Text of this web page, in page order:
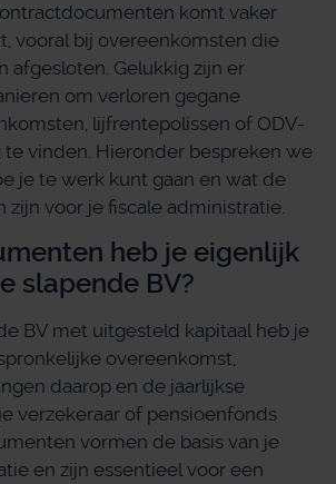
komt vaker
vooral bij overeenkomsten die
afgesloten. Gelukkig zijn er
om verloren gegane
lijfrentepolissen of ODV-
vinden. Hieronder bespreken we
je te werk kunt gaan en wat de
zijn voor je fiscale administratie.
heb je eigenlijk
slapende BV?
BV met uitgesteld kapitaal heb je
overeenkomst,
daarop en de jaarlijkse
verzekeraar of pensioenfonds
vormen de basis van je
en zijn essentieel voor een